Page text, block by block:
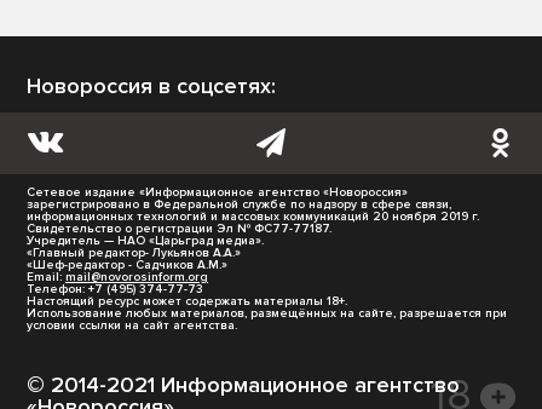
Новороссия в соцсетях:
Сетевое издание «Информационное агентство «Новороссия»
зарегистрировано в Федеральной службе по надзору в сфере связи,
информационных технологий и массовых коммуникаций 20 ноября 2019 г.
Свидетельство о регистрации Эл № ФС77-77187.
Учредитель — НАО «Царьград медиа».
«Главный редактор- Лукьянов А.А.»
«Шеф-редактор - Садчиков А.М.»
Email: mail@novorosinform.org
Телефон: +7 (495) 374-77-73
Настоящий ресурс может содержать материалы 18+.
Использование любых материалов, размещённых на сайте, разрешается при
условии ссылки на сайт агентства.
© 2014-2021 Информационное агентство